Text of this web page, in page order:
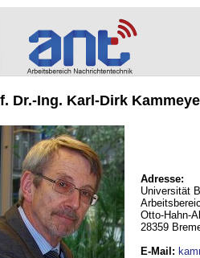
Dr.-Ing. Karl-Dirk
Adresse:
Universität
Otto-Hahn-
28359
E-Mail :